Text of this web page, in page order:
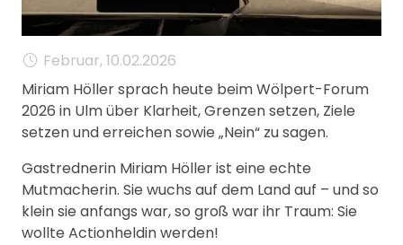
Februar, 10.02.2026
Miriam Höller sprach heute beim Wölpert-Forum
2026 in Ulm über Klarheit, Grenzen setzen, Ziele
setzen und erreichen sowie „Nein“ zu sagen.
Gastrednerin Miriam Höller ist eine echte
Mutmacherin. Sie wuchs auf dem Land auf – und so
klein sie anfangs war, so groß war ihr Traum: Sie
wollte Actionheldin werden!